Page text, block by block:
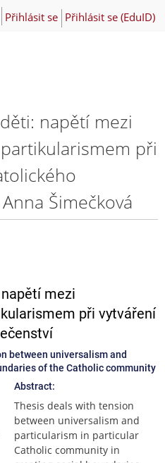
Přihlásit se Přihlásit se (EduID)
napětí mezi
při
Šimečková
mezi
při vytváření
between universalism and
of the Catholic community
Abstract:
Thesis deals with tension
between universalism and
particularism in particular
Catholic community in